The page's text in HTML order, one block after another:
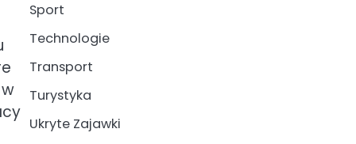
Sport
Technologie
Transport
Turystyka
Ukryte Zajawki